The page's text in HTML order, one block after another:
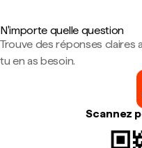
N'importe quelle question
Trouve des réponses claires
tu en as besoin.
Scannez